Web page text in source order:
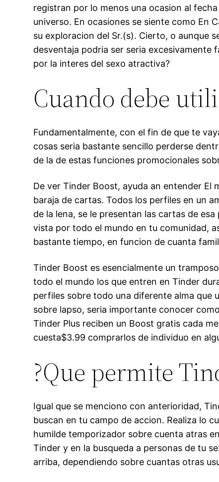
registran por lo menos una ocasion al
universo. En ocasiones se siente como En
su exploracion del Sr.(s). Cierto, o aunque
desventaja podri­a ser seri­a
por la interes del sexo atractiva?
Cuando debe
Fundamentalmente, con el fin de que te
cosas seri­a bastante sencillo perderse
de la de estas funciones promocionales
De ver Tinder Boost, ayuda an entender El
baraja de cartas. Todos los perfiles en un
de la lena, se le presentan las cartas de
vista por todo el mundo en tu comunidad,
bastante tiempo, en funcion de cuanta
Tinder Boost es esencialmente un
todo el mundo los que entren en Tinder
perfiles sobre todo una diferente alma que
sobre lapso, seri­a importante conocer
Tinder Plus reciben un Boost gratis cada
cuesta$3.99 comprarlos de individuo en
?Que permite
Igual que se menciono con anterioridad,
buscan en tu campo de accion. Realiza lo
humilde temporizador sobre cuenta atras
Tinder y en la busqueda a personas de tu
arriba, dependiendo sobre cuantas otras